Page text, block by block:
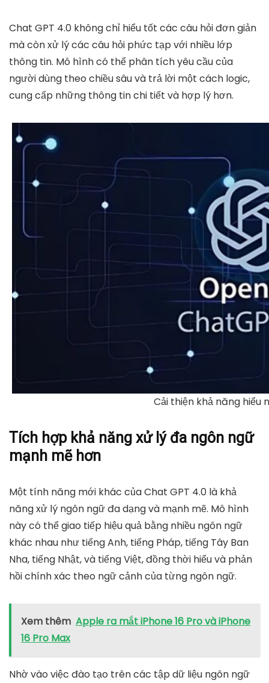
Chat GPT 4.0 không chỉ hiểu tốt các câu hỏi đơn giản
mà còn xử lý các câu hỏi phức tạp với nhiều lớp
thông tin. Mô hình có thể phân tích yêu cầu của
người dùng theo chiều sâu và trả lời một cách logic,
cung cấp những thông tin chi tiết và hợp lý hơn.
Cải thiện khả năng hiểu
Tích hợp khả năng xử lý đa ngôn ngữ
mạnh mẽ hơn
Một tính năng mới khác của Chat GPT 4.0 là khả
năng xử lý ngôn ngữ đa dạngvà mạnh mẽ. Mô hình
này có thể giao tiếp hiệu quả bằng nhiều ngôn ngữ
khác nhau như tiếng Anh, tiếng Pháp, tiếng Tây Ban
Nha, tiếng Nhật, và tiếng Việt, đồng thời hiểu và phản
hồi chính xác theo ngữ cảnh của từng ngôn ngữ.
Xem thêm Apple ra mắt iPhone 16 Pro và iPhone
16 Pro Max
Nhờ vào việc đào tạo trên các tập dữ liệu ngôn ngữ